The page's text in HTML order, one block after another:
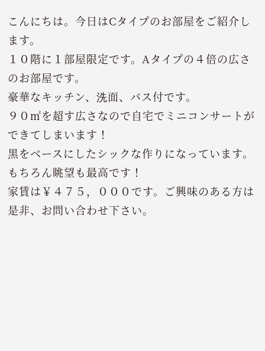
こんにちは。今日はCタイプのお部屋をご紹介し
ます。
１０階に１部屋限定です。Aタイプの４倍の広さ
のお部屋です。
豪華なキッチン、洗面、バス付です。
９０㎡を超す広さなので自宅でミニコンサートが
できてしまいます！
黒をベースにしたシックな作りになっています。
もちろん眺望も最高です！
家賃は￥４７５，０００です。ご興味のある方は
是非、お問い合わせ下さい。